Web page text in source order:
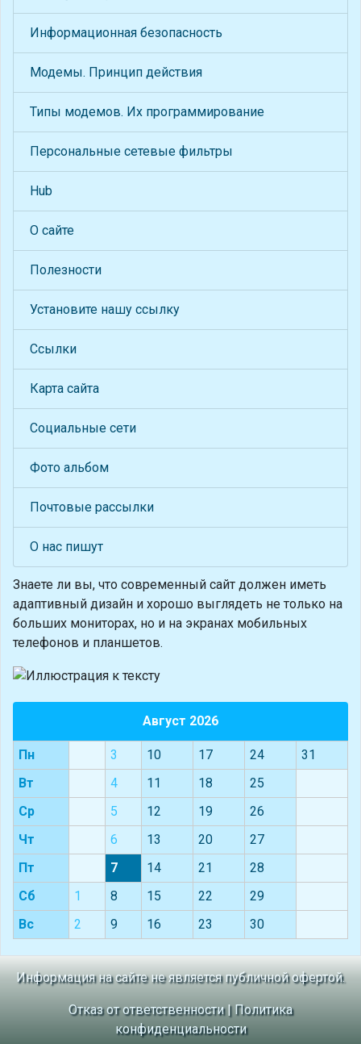
Информационная безопасность
Модемы. Принцип действия
Типы модемов. Их программирование
Персональные сетевые фильтры
Hub
О сайте
Полезности
Установите нашу ссылку
Ссылки
Карта сайта
Социальные сети
Фото альбом
Почтовые рассылки
О нас пишут
Знаете ли вы, что современный сайт должен иметь
адаптивный дизайн и хорошо выглядеть не только на
больших мониторах, но и на экранах мобильных
телефонов и планшетов.
Август 2026
Пн 3 10 17 24
31
Вт
4 11 18
25
Ср
5 12 19
26
Чт
6 13 20
27
Пт
7 14 21
28
Сб
1 8 15 22
29
Вс
2 9 16 23 30
Информация на сайте не является публичной офертой.
Отказ от ответственности| Политика
конфиденциальности